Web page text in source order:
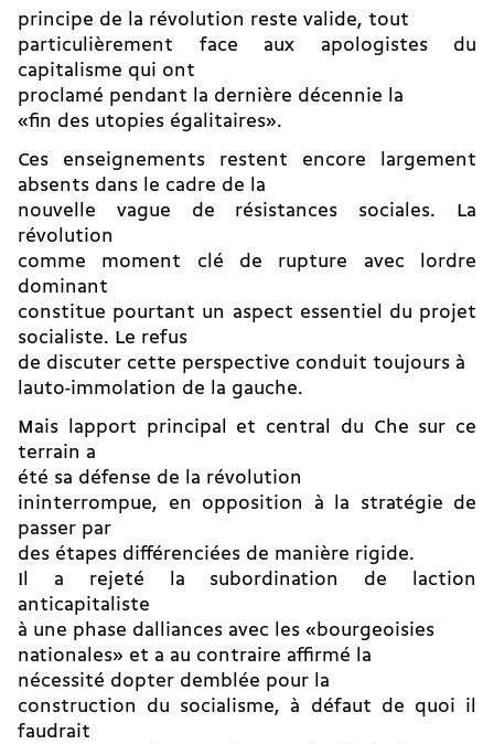
principe de la révolution reste valide, tout
particulièrement face aux apologistes du
capitalisme qui ont
proclamé pendant la dernière décennie la
«fin des utopies égalitaires».
Ces enseignements restent encore largement
absents dans le cadre de la
nouvelle vague de résistances sociales. La
révolution
comme moment clé de rupture avec lordre
dominant
constitue pourtant un aspect essentiel du projet
socialiste. Le refus
de discuter cette perspective conduit toujours à
lauto-immolation de la gauche.
Mais lapport principal et central du Che sur ce
terrain a
été sa défense de la révolution
ininterrompue, en opposition à la stratégie de
passer par
des étapes différenciées de manière rigide.
Il a rejeté la subordination de laction
anticapitaliste
à une phase dalliances avec les «bourgeoisies
nationales» et a au contraire affirmé la
nécessité dopter demblée pour la
construction du socialisme, à défaut de quoi il
faudrait